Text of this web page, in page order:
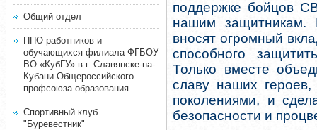
Общий отдел
ППО работников и
обучающихся филиала ФГБОУ
ВО «КубГУ» в г. Славянске-на-
Кубани Общероссийского
профсоюза образования
Спортивный клуб
"Буревестник"
поддержке бойцов
нашим защитникам.
вносят огромный
способного
Только вместе
славу наших
поколениями, и
безопасности и